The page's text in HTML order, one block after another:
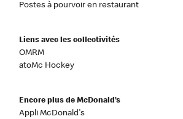
Postes à pourvoir en restaurant
Liens avec les collectivités
OMRM
atoMc Hockey
Encore plus de McDonald’s
Appli McDonald's